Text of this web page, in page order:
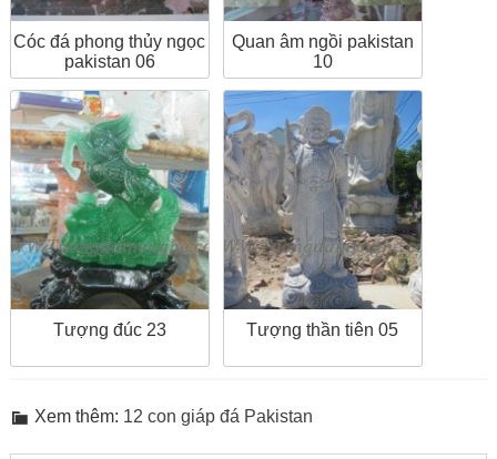
Cóc đá phong thủy ngọc
pakistan 06
Quan âm ngồi pakistan
10
Tượng đúc 23 Tượng thần tiên 05
Xem thêm: 12 con giáp đá Pakistan